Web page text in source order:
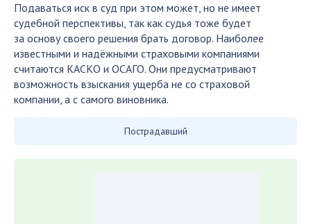
Подаваться иск в суд при этом может, но не имеет
судебной перспективы, так как судья тоже будет
за основу своего решения брать договор. Наиболее
известными и надёжными страховыми компаниями
считаются КАСКО и ОСАГО. Они предусматривают
возможность взыскания ущерба не со страховой
компании, а с самого виновника.
Пострадавший